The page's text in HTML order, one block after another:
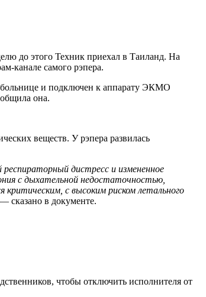
до этого Техник приехал в Таиланд. На
канале самого рэпера.
больнице и подключен к аппарату ЭКМО
она.
веществ. У рэпера развилась
дистресс и измененное
с дыхательной недостаточностью,
с высоким риском летального
сказано в документе.
чтобы отключить исполнителя от